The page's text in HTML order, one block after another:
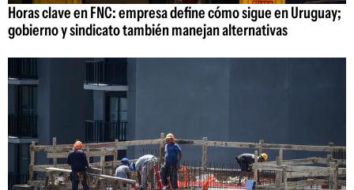
Horas clave en FNC: empresa define cómo sigue en Uruguay;
gobierno y sindicato también manejan alternativas